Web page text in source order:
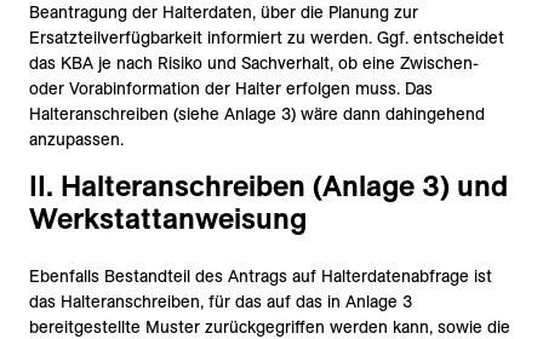
Beantragung der Halterdaten, über die Planung zur
Ersatzteilverfügbarkeit informiert zu werden. Ggf. entscheidet
das KBA je nach Risiko und Sachverhalt, ob eine Zwischen-
oder Vorabinformation der Halter erfolgen muss. Das
Halteranschreiben (siehe Anlage 3) wäre dann dahingehend
anzupassen.
II. Halteranschreiben (Anlage 3) und
Werkstattanweisung
Ebenfalls Bestandteil des Antrags auf Halterdatenabfrage ist
das Halteranschreiben, für das auf das in Anlage 3
bereitgestellte Muster zurückgegriffen werden kann, sowie die